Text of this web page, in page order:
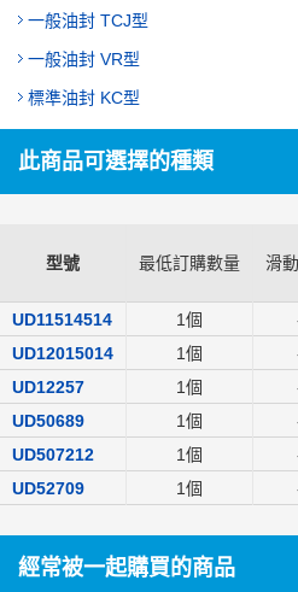
一般油封 TCJ型
一般油封 VR型
標準油封 KC型
此商品可選擇的種類
型號 最低訂購數量 滑
UD11514514 1個
UD12015014
1個
UD12257
1個
UD50689
1個
UD507212
1個
UD52709
1個
經常被一起購買的商品